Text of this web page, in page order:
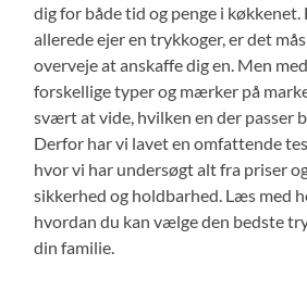
dig for både tid og penge i køkkenet.
allerede ejer en trykkoger, er det
overveje at anskaffe dig en. Men
forskellige typer og mærker på
svært at vide, hvilken en der passer
Derfor har vi lavet en omfattende
hvor vi har undersøgt alt fra priser
sikkerhed og holdbarhed. Læs med
hvordan du kan vælge den bedste
din familie.